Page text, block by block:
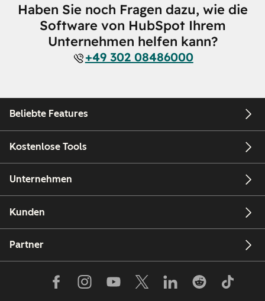
Haben Sie noch Fragen dazu, wie die
Software von HubSpot Ihrem
Unternehmen helfen kann?
+49 302 08486000
Beliebte Features
Kostenlose Tools
Unternehmen
Kunden
Partner